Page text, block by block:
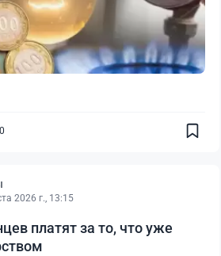
0
2026 г., 13:15
платят за то, что уже